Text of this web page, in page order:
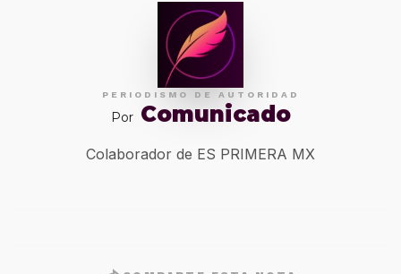
PERIODISMO DE AUTORIDAD
Por Comunicado
Colaborador de ES PRIMERA MX